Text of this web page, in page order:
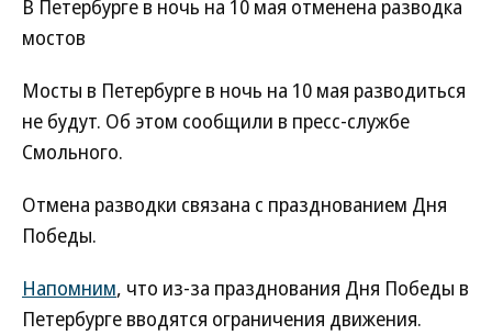
В Петербурге в ночь на 10 мая отменена разводка
мостов
Мосты в Петербурге в ночь на 10 мая разводиться
не будут. Об этом сообщили в пресс-службе
Смольного.
Отмена разводки связана с празднованием Дня
Победы.
Напомним, что из-за празднования Дня Победы в
Петербурге вводятся ограничения движения.